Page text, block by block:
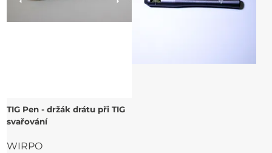
TIG Pen - držák drátu při TIG
svařování
WIRPO